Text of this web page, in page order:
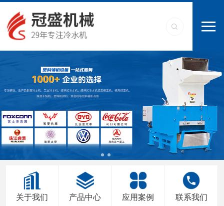
关于我们 产品中心 应用案例 联系我们